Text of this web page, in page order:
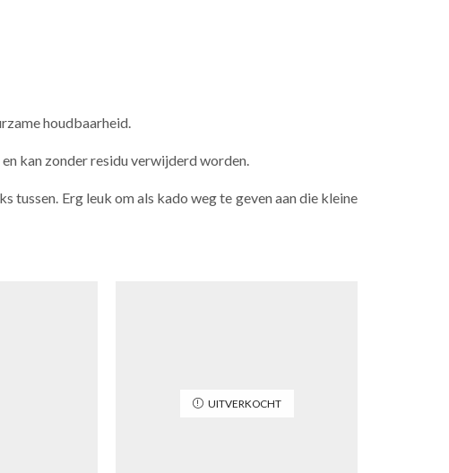
houdbaarheid.
kan zonder residu verwijderd worden.
Erg leuk om als kado weg te geven aan die kleine
UITVERKOCHT